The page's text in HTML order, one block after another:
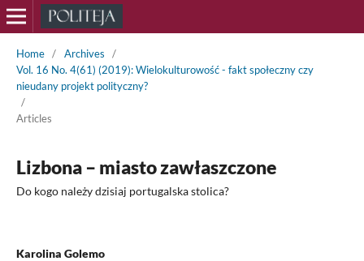
Home / Archives
/
Vol. 16 No. 4(61) (2019): Wielokulturowość - fakt społeczny czy
nieudany projekt polityczny?
/
Articles
Lizbona – miasto zawłaszczone
Do kogo należy dzisiaj portugalska stolica?
Karolina Golemo